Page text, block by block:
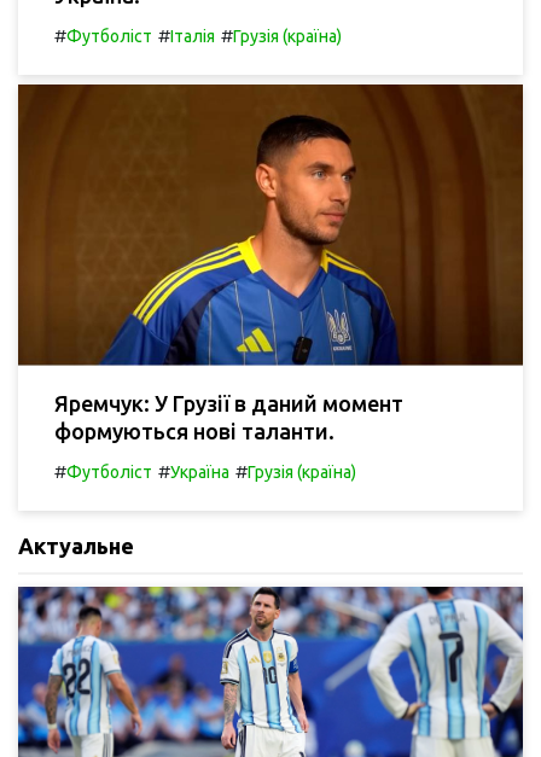
#Футболіст #Італія #Грузія (країна)
Яремчук: У Грузії в даний момент
формуються нові таланти.
#Футболіст #Україна #Грузія (країна)
Актуальне